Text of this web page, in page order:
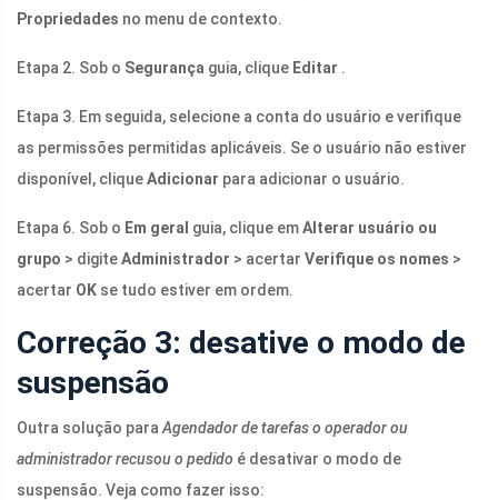
Propriedades no menu de contexto.
Etapa 2. Sob o Segurança guia, clique Editar .
Etapa 3. Em seguida, selecione a conta do usuário e verifique
as permissões permitidas aplicáveis. Se o usuário não estiver
disponível, cliqueAdicionar para adicionar o usuário.
Etapa 6. Sob o Em geral guia, clique emAlterar usuário ou
grupo > digiteAdministrador > acertar Verifique os nomes >
acertar OK se tudo estiver em ordem.
Correção 3: desative o modo de
suspensão
Outra solução para Agendador de tarefaso operador ou
administrador recusou o pedido é desativar o modo de
suspensão. Veja como fazer isso: